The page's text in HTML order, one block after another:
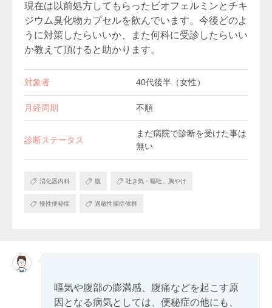
現在は以前処方してもらったビオフェルミンとチキ
ジウム臭化物カプセルを飲んでいます。今後どのよ
うに対策したらいいか、また何科に受診したらいい
か教えて頂けると助かります。
対象者 40代後半（女性）
月経周期 不順
診断ステータス
まだ病院で診断を受けた事は
無い
消化器内科 腹 吐き気・嘔吐、胸やけ
慢性便秘症 過敏性腸症候群
嘔気や腹部の膨満感、腹痛などを起こす原
因となる病気としては、便秘症の他にも、